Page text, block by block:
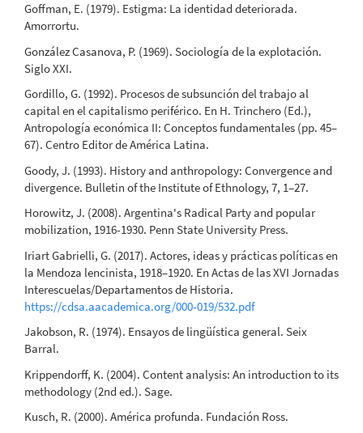
Goffman, E. (1979). Estigma: La identidad deteriorada.
Amorrortu.
González Casanova, P. (1969). Sociología de la explotación.
Siglo XXI.
Gordillo, G. (1992). Procesos de subsunción del trabajo al
capital en el capitalismo periférico. En H. Trinchero (Ed.),
Antropología económica II: Conceptos fundamentales (pp. 45–
67). Centro Editor de América Latina.
Goody, J. (1993). History and anthropology: Convergence and
divergence. Bulletin of the Institute of Ethnology, 7, 1–27.
Horowitz, J. (2008). Argentina's Radical Party and popular
mobilization, 1916-1930. Penn State University Press.
Iriart Gabrielli, G. (2017). Actores, ideas y prácticas políticas en
la Mendoza lencinista, 1918–1920. En Actas de las XVI Jornadas
Interescuelas/Departamentos de Historia.
https://cdsa.aacademica.org/000-019/532.pdf
Jakobson, R. (1974). Ensayos de lingüística general. Seix
Barral.
Krippendorff, K. (2004). Content analysis: An introduction to its
methodology (2nd ed.). Sage.
Kusch, R. (2000). América profunda. Fundación Ross.